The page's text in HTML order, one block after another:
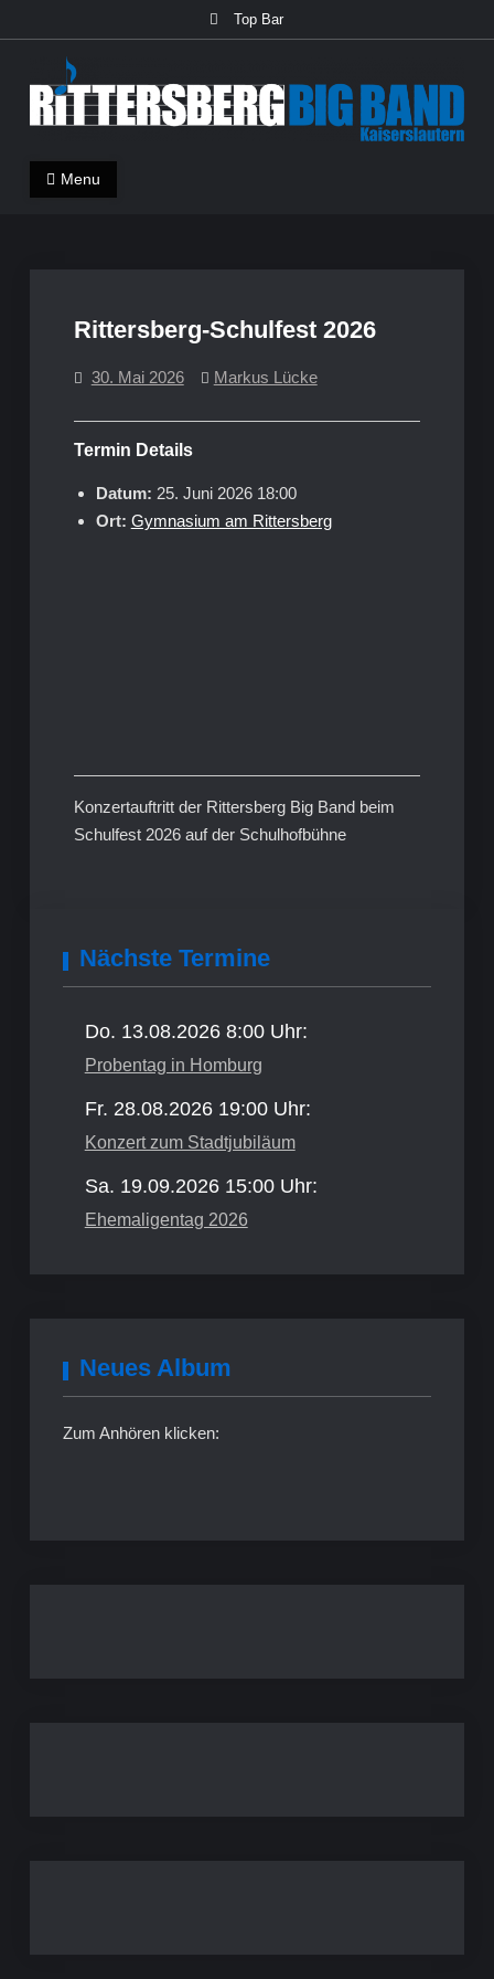
to
Top Bar
Rittersberg Big Band
Menu
Rittersberg-Schulfest 2026
30. Mai 2026 Markus Lücke
Termin Details
Datum: 25. Juni 2026 18:00
Ort: Gymnasium am Rittersberg
Konzertauftritt der Rittersberg Big Band beim
Schulfest 2026 auf der Schulhofbühne
Nächste Termine
Do. 13.08.2026 8:00 Uhr:
Probentag in Homburg
Fr. 28.08.2026 19:00 Uhr:
Konzert zum Stadtjubiläum
Sa. 19.09.2026 15:00 Uhr:
Ehemaligentag 2026
Neues Album
Zum Anhören klicken: